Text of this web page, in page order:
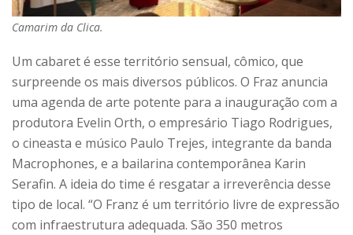
Camarim da Clica.
Um cabaret é esse território sensual, cômico, que
surpreende os mais diversos públicos. O Fraz anuncia
uma agenda de arte potente para a inauguração com a
produtora Evelin Orth, o empresário Tiago Rodrigues,
o cineasta e músico Paulo Trejes, integrante da banda
Macrophones, e a bailarina contemporânea Karin
Serafin. A ideia do time é resgatar a irreverência desse
tipo de local. “O Franz é um território livre de expressão
com infraestrutura adequada. São 350 metros